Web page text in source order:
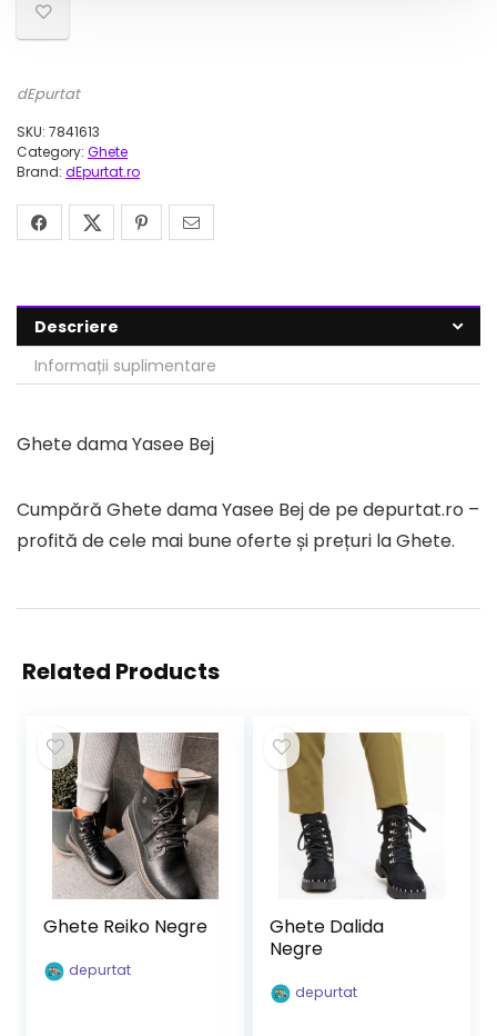
dEpurtat
SKU: 7841613
Category: Ghete
Brand: dEpurtat.ro
Descriere
Informații suplimentare
Ghete dama Yasee Bej
Cumpără Ghete dama Yasee Bej de pe depurtat.ro –
profită de cele mai bune oferte și prețuri la Ghete.
Related Products
Ghete Reiko Negre
depurtat
Ghete Dalida
Negre
depurtat